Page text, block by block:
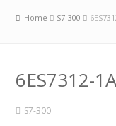
Home S7-300
6ES7312-
S7-300